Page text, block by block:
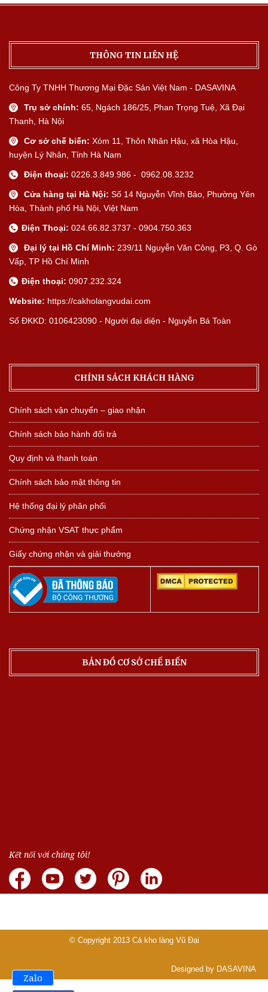
THÔNG TIN LIÊN HỆ
Công Ty TNHH Thương Mại Đặc Sản Việt Nam - DASAVINA
Trụ sở chính: 65, Ngách 186/25, Phan Trọng Tuệ, Xã Đại
Thanh, Hà Nội
Cơ sở chế biến: Xóm 11, Thôn Nhân Hậu, xã Hòa Hậu,
huyện Lý Nhân, Tỉnh Hà Nam
Điện thoại: 0226.3.849.986 - 0962.08.3232
Cửa hàng tại Hà Nội: Số 14 Nguyễn Vĩnh Bảo, Phường Yên
Hòa, Thành phố Hà Nội, Việt Nam
Điện Thoại: 024.66.82.3737 - 0904.750.363
Đại lý tại Hồ Chí Minh: 239/11 Nguyễn Văn Công, P3, Q. Gò
Vấp, TP Hồ Chí Minh
Điện thoại: 0907.232.324
Website: https://cakholangvudai.com
Số ĐKKD: 0106423090 - Người đại diện - Nguyễn Bá Toàn
CHÍNH SÁCH KHÁCH HÀNG
Chính sách vận chuyển – giao nhận
Chính sách bảo hành đổi trả
Quy định và thanh toán
Chính sách bảo mật thông tin
Hệ thống đại lý phân phối
Chứng nhận VSAT thực phẩm
Giấy chứng nhận và giải thưởng
BẢN ĐỒ CƠ SỞ CHẾ BIẾN
Kết nối với chúng tôi!
© Copyright 2013 Cá kho làng Vũ Đại
Designed by DASAVINA
Zalo